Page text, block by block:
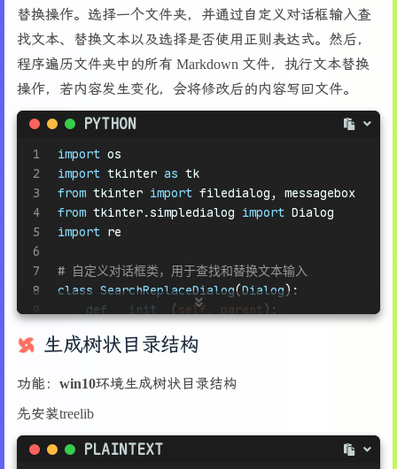
替换操作。选择一个文件夹，并通过自定义对话框输入查
找文本、替换文本以及选择是否使用正则表达式。然后，
程序遍历文件夹中的所有 Markdown 文件，执行文本替换
操作，若内容发生变化，会将修改后的内容写回文件。
PYTHON
1
2
3
4
5
6
7
8
11
13
14
16
import os
import tkinter as tk
from tkinter import filedialog, messagebox
from tkinter.simpledialog import Dialog
import re
# 自定义对话框类，用于查找和替换文本输入
class SearchReplaceDialog(Dialog ):
def
__init__ ( self, parent ):
        self.replace_text =
super().__init__(parent, title=
        tk.Label(master, text=
生成树状目录结构
功能：win10环境生成树状目录结构
先安装treelib
PLAINTEXT